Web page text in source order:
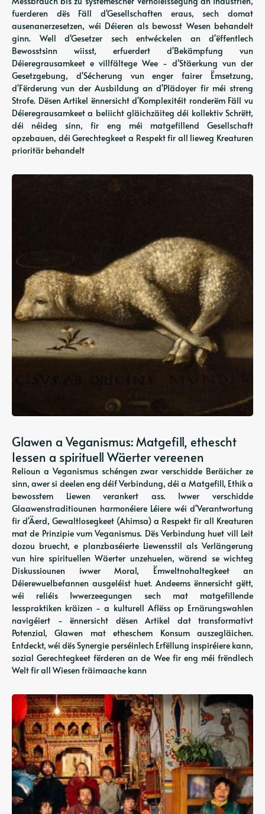
fuerderen dës Fäll d'Gesellschaften eraus, sech domat
ausenanerzesetzen, wéi Déieren als bewosst Wesen behandelt
ginn. Well d'Gesetzer sech entwéckelen an d'ëffentlech
Bewosstsinn wiisst, erfuerdert d'Bekämpfung vun
Déieregrausamkeet e villfältege Wee - d'Stäerkung vun der
Gesetzgebung, d'Sécherung vun enger fairer Ëmsetzung,
d'Fërderung vun der Ausbildung an d'Plädoyer fir méi streng
Strofe. Dësen Artikel ënnersicht d'Komplexitéit ronderëm Fäll vu
Déieregrausamkeet a beliicht gläichzäiteg déi kollektiv Schrëtt,
déi néideg sinn, fir eng méi matgefillend Gesellschaft
opzebauen, déi Gerechtegkeet a Respekt fir all lieweg Kreaturen
prioritär behandelt
Glawen a Veganismus: Matgefill, ethescht
Iessen a spirituell Wäerter vereenen
Relioun a Veganismus schéngen zwar verschidde Beräicher ze
sinn, awer si deelen eng déif Verbindung, déi a Matgefill, Ethik a
bewosstem Liewen verankert ass. Iwwer verschidde
Glaawenstraditiounen harmonéiere Léiere wéi d'Verantwortung
fir d'Äerd, Gewaltlosegkeet (Ahimsa) a Respekt fir all Kreaturen
mat de Prinzipie vum Veganismus. Dës Verbindung huet vill Leit
dozou bruecht, e planzbaséierte Liewensstil als Verlängerung
vun hire spirituellen Wäerter unzehuelen, wärend se wichteg
Diskussiounen iwwer Moral, Ëmweltnohaltegkeet an
Déierewuelbefannen ausgeléist huet. Andeems ënnersicht gëtt,
wéi reliéis Iwwerzeegungen sech mat matgefillende
Iesspraktiken kräizen - a kulturell Aflëss op Ernärungswahlen
navigéiert - ënnersicht dësen Artikel dat transformativt
Potenzial, Glawen mat etheschem Konsum auszegläichen.
Entdeckt, wéi dës Synergie perséinlech Erfëllung inspiréiere kann,
sozial Gerechtegkeet fërderen an de Wee fir eng méi frëndlech
Welt fir all Wiesen fräimaache kann